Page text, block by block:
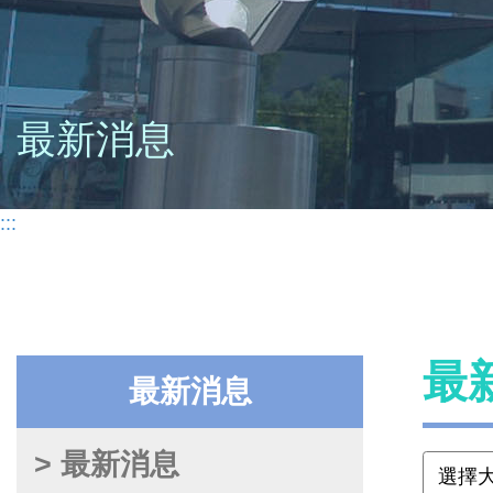
最新消息
:::
最新消息
> 最新消息
最